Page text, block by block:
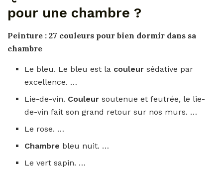
pour une chambre ?
Peinture : 27 couleurs pour bien dormir dans sa
chambre
Le bleu. Le bleu est la couleursédative par
excellence. …
Lie-de-vin. Couleursoutenue et feutrée, le lie-
de-vin fait son grand retour sur nos murs. …
Le rose. …
Chambre bleu nuit. …
Le vert sapin. …